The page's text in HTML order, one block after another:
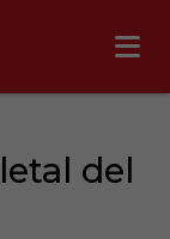
del